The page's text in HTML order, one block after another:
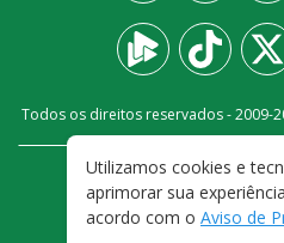
Todos os direitos reservados - 2009-
FALE
TERMOS E
Utilizamos cookies e
aprimorar sua
acordo com o Aviso de